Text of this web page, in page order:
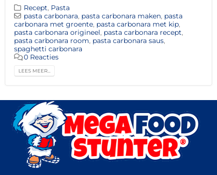
Recept, Pasta
pasta carbonara, pasta carbonara maken, pasta
carbonara met groente, pasta carbonara met kip,
pasta carbonara origineel, pasta carbonara recept,
pasta carbonara room, pasta carbonara saus,
spaghetti carbonara
0 Reacties
LEES MEER...